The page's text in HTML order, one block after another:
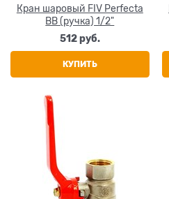
Кран шаровый FIV Perfecta
ВВ (ручка) 1/2"
512 руб.
КУПИТЬ